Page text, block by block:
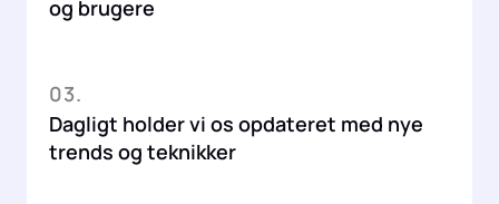
og brugere
03.
Dagligt holder vi os opdateret med nye
trends og teknikker